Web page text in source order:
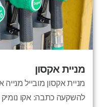
מניית אקסון
מניית אקסון מובייל